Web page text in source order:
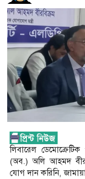
লিবারেল ডেমোক্রেটিক
(অব.) অলি আহমদ বীর
যোগ দান করিনি,